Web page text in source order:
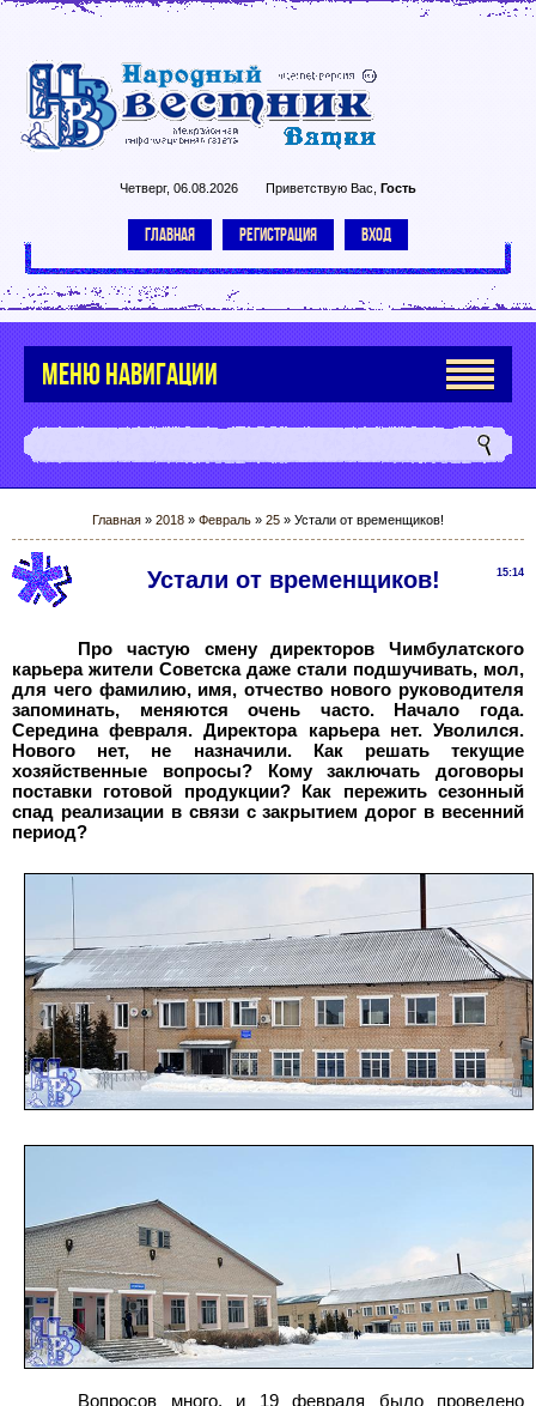
Четверг, 06.08.2026 Приветствую Вас Гость
ГЛАВНАЯ РЕГИСТРАЦИЯ ВХОД
МЕНЮ НАВИГАЦИИ
Главная » 2018 » Февраль » 25 » Устали от временщиков!
15:14
Устали от временщиков!
Про частую смену директоров Чимбулатского
карьера жители Советска даже стали подшучивать, мол,
для чего фамилию, имя, отчество нового руководителя
запоминать, меняются очень часто. Начало года.
Середина февраля. Директора карьера нет. Уволился.
Нового нет, не назначили. Как решать текущие
хозяйственные вопросы? Кому заключать договоры
поставки готовой продукции? Как пережить сезонный
спад реализации в связи с закрытием дорог в весенний
период?
Вопросов много, и 19 февраля было проведено